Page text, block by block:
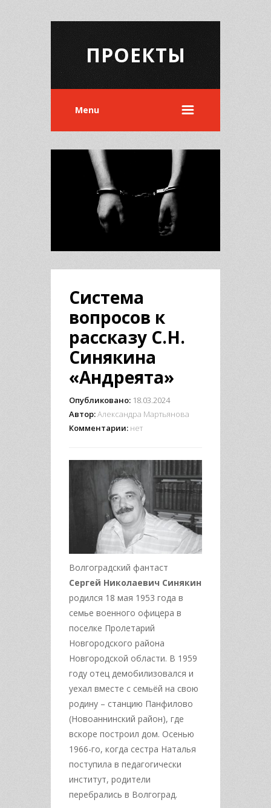
ПРОЕКТЫ
Menu
Система
вопросов к
рассказу С.Н.
Синякина
«Андреята»
Опубликовано: 18.03.2024
Автор:Александра Мартьянова
Комментарии: нет
Волгоградский фантаст
Сергей Николаевич Синякин
родился 18 мая 1953 года в
семье военного офицера в
поселке Пролетарий
Новгородского района
Новгородской области. В 1959
году отец демобилизовался и
уехал вместе с семьёй на свою
родину – станцию Панфилово
(Новоаннинский район), где
вскоре построил дом. Осенью
1966-го, когда сестра Наталья
поступила в педагогически
институт, родители
перебрались в Волгоград.